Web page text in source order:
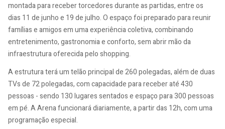
montada para receber torcedores durante as partidas, entre os
dias 11 de junho e 19 de julho. O espaço foi preparado para reunir
famílias e amigos em uma experiência coletiva, combinando
entretenimento, gastronomia e conforto, sem abrir mão da
infraestrutura oferecida pelo shopping.
A estrutura terá um telão principal de 260 polegadas, além de duas
TVs de 72 polegadas, com capacidade para receber até 430
pessoas - sendo 130 lugares sentados e espaço para 300 pessoas
em pé. A Arena funcionará diariamente, a partir das 12h, com uma
programação especial.